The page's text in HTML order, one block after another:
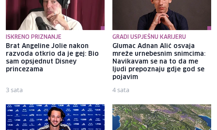
ISKRENO PRIZNANJE
Brat Angeline Jolie nakon
razvoda otkrio da je gej: Bio
sam opsjednut Disney
princezama
3 sata
GRADI USPJEŠNU KARIJERU
Glumac Adnan Alić osvaja
mreže urnebesnim snimcima:
Navikavam se na to da me
ljudi prepoznaju gdje god se
pojavim
4 sata